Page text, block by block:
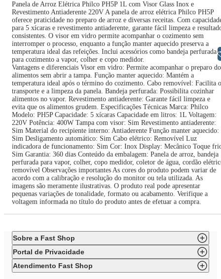
Panela de Arroz Elétrica Philco PH5P 1L com Visor Glass Inox e
Revestimento Antiaderente 220V A panela de arroz elétrica Philco PH5P
oferece praticidade no preparo de arroz e diversas receitas. Com
para 5 xícaras e revestimento antiaderente, garante fácil limpeza e
consistentes. O visor em vidro permite acompanhar o cozimento sem
interromper o processo, enquanto a função manter aquecido preserva a
temperatura ideal das refeições. Inclui acessórios como bandeja perfurada
para cozimento a vapor, colher e copo medidor.
Vantagens e diferenciais Visor em vidro: Permite acompanhar o preparo
alimentos sem abrir a tampa. Função manter aquecido: Mantém a
temperatura ideal após o término do cozimento. Cabo removível: Facilita o
transporte e a limpeza da panela. Bandeja perfurada: Possibilita cozinhar
alimentos no vapor. Revestimento antiaderente: Garante fácil limpeza e
evita que os alimentos grudem. Especificações Técnicas Marca: Philco
Modelo: PH5P Capacidade: 5 xícaras Capacidade em litros: 1L Voltagem:
220V Potência: 400W Tampa com visor: Sim Revestimento antiaderente:
Sim Material do recipiente interno: Antiaderente Função manter aquecido:
Sim Desligamento automático: Sim Cabo elétrico: Removível Luz
indicadora de funcionamento: Sim Cor: Inox Display: Mecânico Toque
Sim Garantia: 360 dias Conteúdo da embalagem: Panela de arroz, bandeja
perfurada para vapor, colher, copo medidor, coletor de água, cordão
removível Observações importantes As cores do produto podem variar de
acordo com a calibração e resolução do monitor ou tela utilizada. As
imagens são meramente ilustrativas. O produto real pode apresentar
pequenas variações de tonalidade, formato ou acabamento. Verifique a
voltagem informada no título do produto antes de efetuar a compra.
Sobre a Fast Shop
Portal de Privacidade
Atendimento Fast Shop
Libras